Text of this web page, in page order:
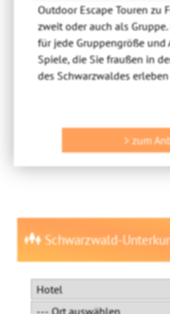
Outdoor Escape Touren zu
zweit oder auch als
für jede Gruppengröße und
Spiele, die Sie fraußen in
des Schwarzwaldes
> zum
Schwarzwald-